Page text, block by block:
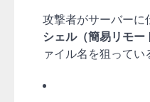
攻撃者がサーバーに
シェル（簡易リモー
ァイル名を狙ってい